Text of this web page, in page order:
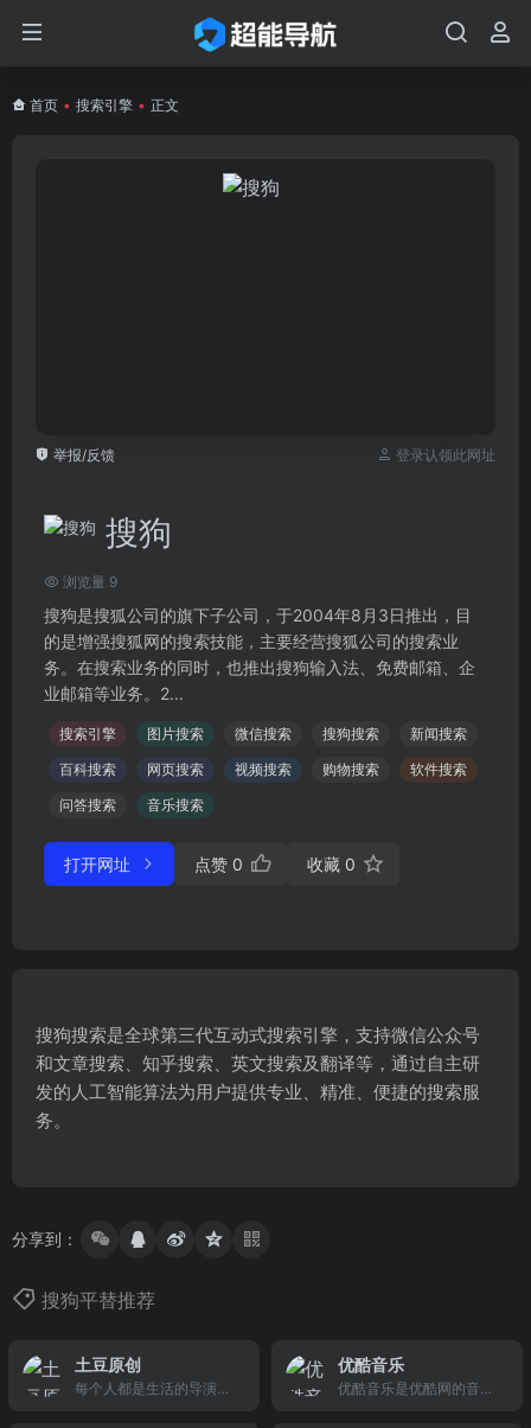
首页 • 搜索引擎 • 正文
举报/反馈 登录认领此网址
搜狗
浏览量 9
搜狗是搜狐公司的旗下子公司，于2004年8月3日推出，目
的是增强搜狐网的搜索技能，主要经营搜狐公司的搜索业
务。在搜索业务的同时，也推出搜狗输入法、免费邮箱、企
业邮箱等业务。2...
搜索引擎 图片搜索 微信搜索 搜狗搜索
新闻搜索
百科搜索
网页搜索 视频搜索 购物搜索
软件搜索
问答搜索
音乐搜索
打开网址 点赞 0 收藏 0
搜狗搜索是全球第三代互动式搜索引擎，支持微信公众号
和文章搜索、知乎搜索、英文搜索及翻译等，通过自主研
发的人工智能算法为用户提供专业、精准、便捷的搜索服
务。
分享到：
搜狗平替推荐
土豆原创
每个人都是生活的导演，
优酷音乐
优酷音乐是优酷网的音乐